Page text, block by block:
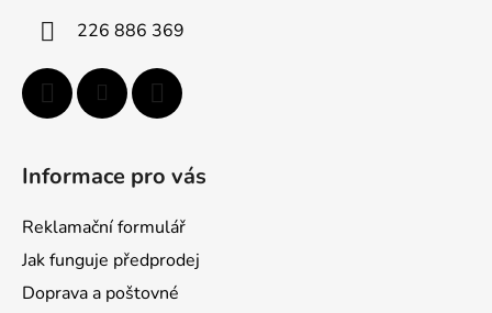
226 886 369
Informace pro vás
Reklamační formulář
Jak funguje předprodej
Doprava a poštovné